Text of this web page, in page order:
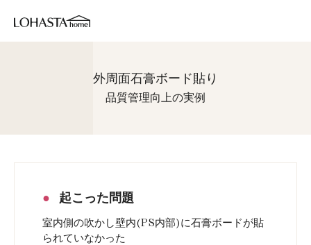
外周面石膏ボード貼り
品質管理向上の実例
起こった問題
室内側の吹かし壁内(PS内部)に石膏ボードが貼
られていなかった